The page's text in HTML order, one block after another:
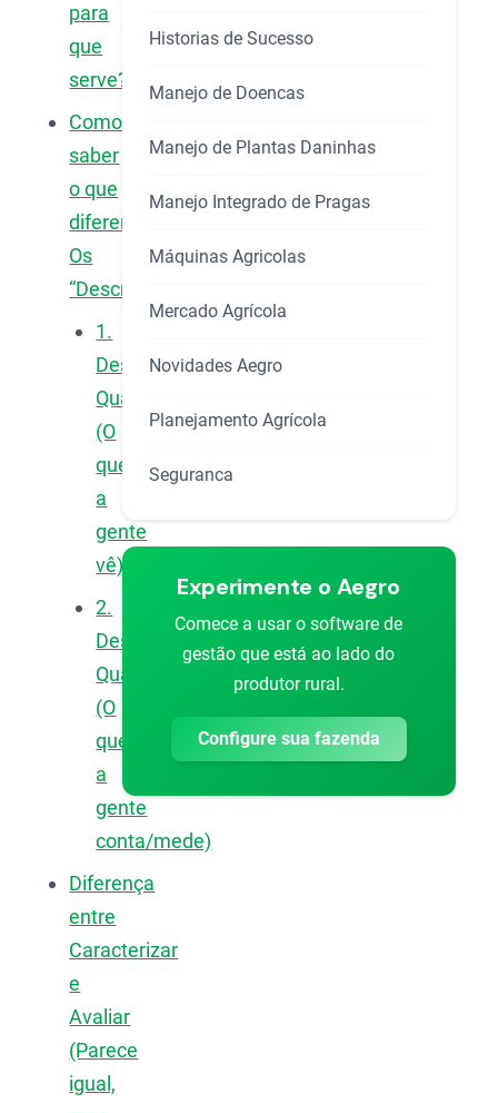
para
que
serve?
Como
saber
o que
diferenciar:
Os
“Descritores”
1.
Descritores
Qualitativos
(O
que
a
gente
vê)
2.
Descritores
Quantitativos
(O
que
a
gente
conta/mede)
Diferença
entre
Caracterizar
e
Avaliar
(Parece
igual,
Historias de Sucesso
Manejo de Doencas
Manejo de Plantas Daninhas
Manejo Integrado de Pragas
Máquinas Agricolas
Mercado Agrícola
Novidades Aegro
Planejamento Agrícola
Seguranca
Experimente o Aegro
Comece a usar o software de
gestão que está ao lado do
produtor rural.
Configure sua fazenda